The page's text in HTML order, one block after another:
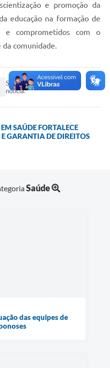
e promoção da
educação na formação de
e comprometidos com o
comunidade.
Seja o primeiro a curtir esta
notícia.
SAÚDE FORTALECE
GARANTIA DE DIREITOS
Saúde
das equipes de